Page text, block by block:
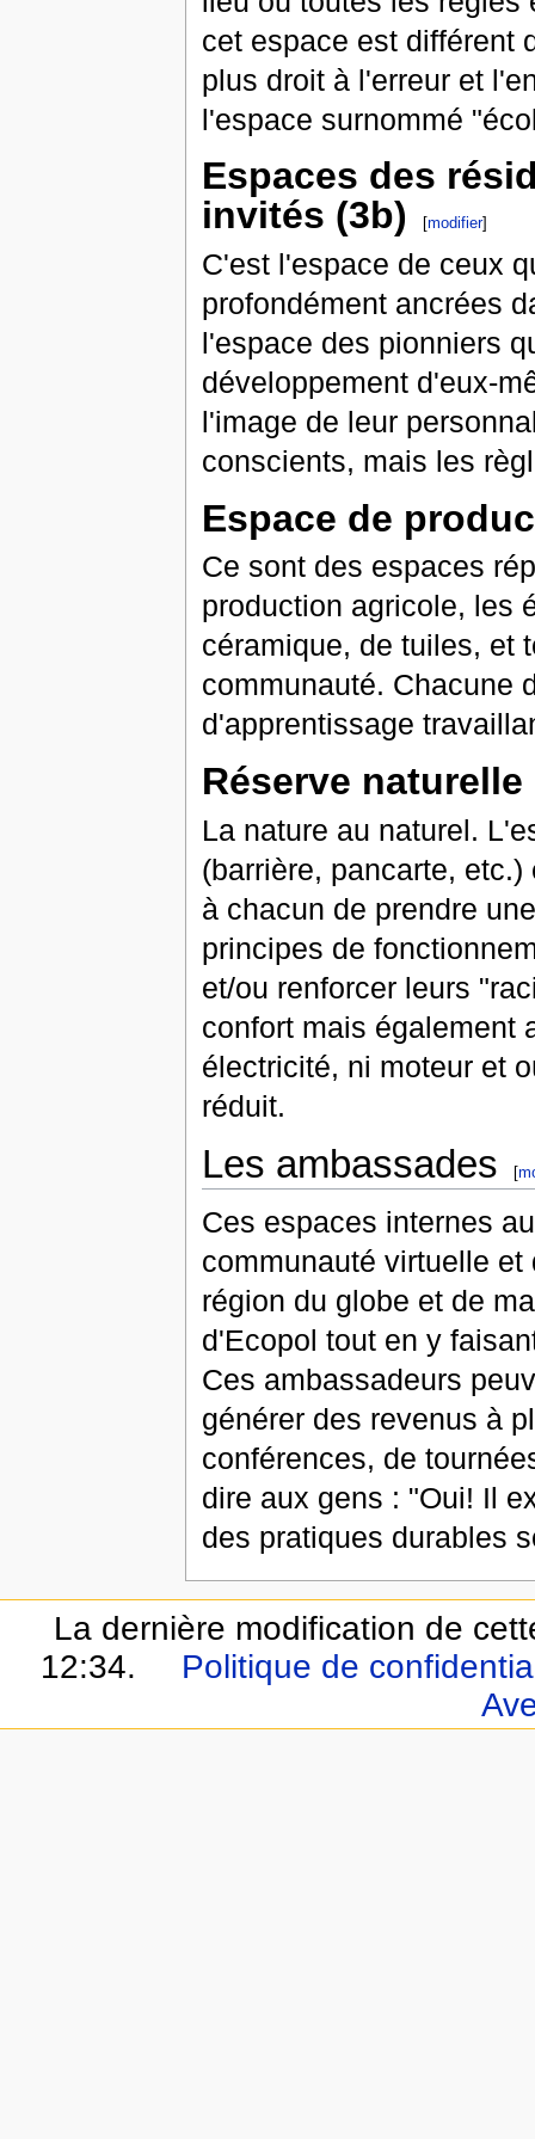
cet espace est différent
plus droit à l'erreur et
l'espace surnommé
Espaces des
invités (3b)
[modifier]
C'est l'espace de ceux
profondément ancrées
l'espace des pionniers
développement d'eux-
l'image de leur
conscients, mais les
Espace de
Ce sont des espaces
production agricole, les
céramique, de tuiles, et
communauté. Chacune
d'apprentissage
Réserve naturelle
La nature au naturel.
(barrière, pancarte,
à chacun de prendre
principes de
et/ou renforcer leurs
confort mais également
électricité, ni moteur et
réduit.
Les ambassades [
Ces espaces internes
communauté virtuelle
région du globe et de
d'Ecopol tout en y
Ces ambassadeurs
générer des revenus à
conférences, de
dire aux gens : "Oui! Il
des pratiques durables
La dernière modification de
12:34.
Politique de